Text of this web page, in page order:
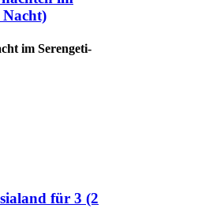
im Serengeti-
für 3 (2